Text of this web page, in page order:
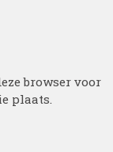
browser voor
plaats.